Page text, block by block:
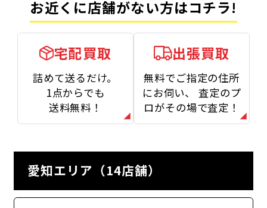
お近くに店舗がない方はコチラ!
宅配買取
詰めて送るだけ。
1点からでも
送料無料！
出張買取
無料でご指定の住所
にお伺い、
査定のプ
ロがその場で査定！
愛知エリア（14店舗）